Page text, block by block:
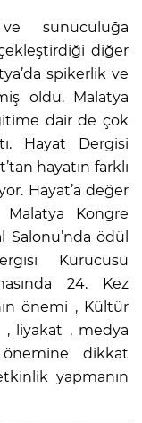
sunuculuğa
diğer
spikerlik ve
oldu. Malatya
dair de çok
Hayat Dergisi
hayatın farklı
Hayat’a değer
Malatya Kongre
ödül
Kurucusu
24. Kez
önemi , Kültür
, liyakat , medya
dikkat
yapmanın